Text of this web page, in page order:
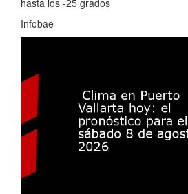
hasta los -25 grados
Infobae